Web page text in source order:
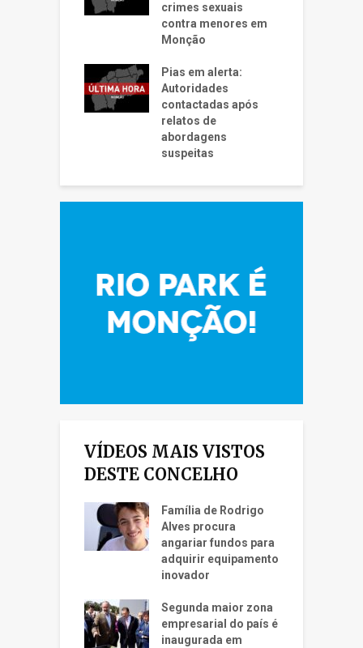
crimes sexuais
contra menores em
Monção
Pias em alerta:
Autoridades
contactadas após
relatos de
abordagens
suspeitas
VÍDEOS MAIS VISTOS
DESTE CONCELHO
Família de Rodrigo
Alves procura
angariar fundos para
adquirir equipamento
inovador
Segunda maior zona
empresarial do país é
inaugurada em